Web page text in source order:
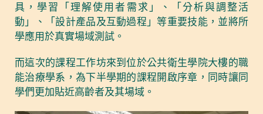
具，學習「理解使用者需求」、「分析與調整活
動」、「設計產品及互動過程」等重要技能，並將所
學應用於真實場域測試。
而這次的課程工作坊來到位於公共衛生學院大樓的職
能治療學系，為下半學期的課程開啟序章，同時讓同
學們更加貼近高齡者及其場域。